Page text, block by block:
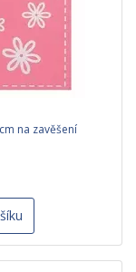
na zavěšení